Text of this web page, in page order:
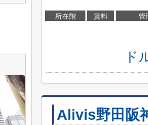
所在階 賃料 管
ド
Alivis野田阪